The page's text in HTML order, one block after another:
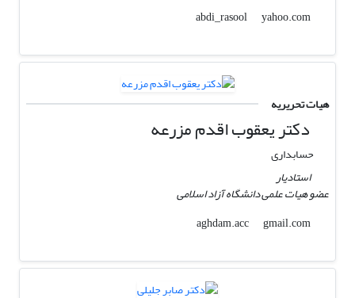
abdi_rasool
yahoo.com
هیات تحریریه
دکتر یعقوب اقدم مزرعه
حسابداری
استادیار
عضو هیات علمی دانشگاه آزاد اسلامی
aghdam.acc
gmail.com